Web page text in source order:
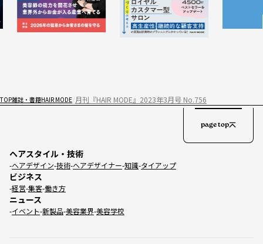
TOP雑誌・書籍HAIR MODE 月刊『HAIR MODE』2023年3月号 No.756
ヘアスタイル・技術
ヘアデザイン 技術 ヘアデザイナー 知識 タイアップ
ビジネス
経営 集客 働き方
ニュース
イベント 新製品 美容業界 美容学校
page top